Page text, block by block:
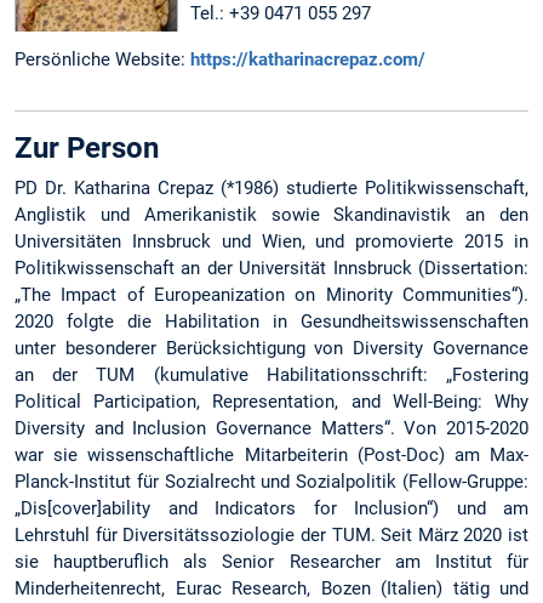
Tel.: +39 0471 055 297
Persönliche Website: https://katharinacrepaz.com/
Zur Person
PD Dr. Katharina Crepaz (*1986) studierte Politikwissenschaft,
Anglistik und Amerikanistik sowie Skandinavistik an den
Universitäten Innsbruck und Wien, und promovierte 2015 in
Politikwissenschaft an der Universität Innsbruck (Dissertation:
„The Impact of Europeanization on Minority Communities“).
2020 folgte die Habilitation in Gesundheitswissenschaften
unter besonderer Berücksichtigung von Diversity Governance
an der TUM (kumulative Habilitationsschrift: „Fostering
Political Participation, Representation, and Well-Being: Why
Diversity and Inclusion Governance Matters“. Von 2015-2020
war sie wissenschaftliche Mitarbeiterin (Post-Doc) am Max-
Planck-Institut für Sozialrecht und Sozialpolitik (Fellow-Gruppe:
„Dis[cover]ability and Indicators for Inclusion“) und am
Lehrstuhl für Diversitätssoziologie der TUM. Seit März 2020 ist
sie hauptberuflich als Senior Researcher am Institut für
Minderheitenrecht, Eurac Research, Bozen (Italien) tätig und